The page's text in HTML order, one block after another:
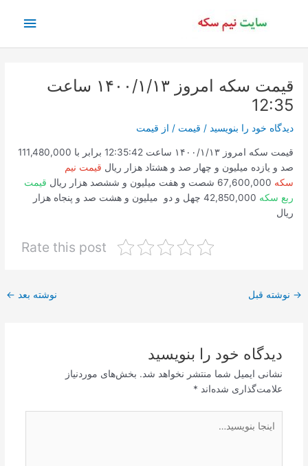
اصلی
قیمت سکه امروز ۱۴۰۰/۱/۱۳ ساعت
12:35
دیدگاه‌ خود را بنویسید / قیمت / از قیمت
قیمت سکه امروز ۱۴۰۰/۱/۱۳ ساعت 12:35:42 برابر با 111,480,000
صد و یازده میلیون و چهار صد و هشتاد هزار ریال قیمت نیم
سکه 67,600,000 شصت و هفت میلیون و ششصد هزار ریال
قیمت
ربع سکه
42,850,000 چهل و دو میلیون و هشت صد و پنجاه هزار
ریال
Rate this post
پیمایش
→ نوشته قبل نوشته بعد ←
دیدگاه‌ خود را بنویسید
نشانی ایمیل شما منتشر نخواهد شد. بخش‌های موردنیاز
علامت‌گذاری شده‌اند *
بنویسید…